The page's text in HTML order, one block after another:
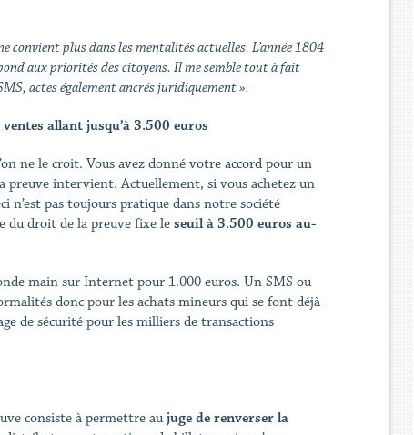
convient plus dans les mentalités actuelles. L’année 1804
aux priorités des citoyens. Il me semble tout à fait
actes également ancrés juridiquement ».
allant jusqu’à 3.500 euros
ne le croit. Vous avez donné votre accord pour un
preuve intervient. Actuellement, si vous achetez un
n’est pas toujours pratique dans notre société
du droit de la preuve fixe le seuil à 3.500 euros au-
main sur Internet pour 1.000 euros. Un SMS ou
donc pour les achats mineurs qui se font déjà
de sécurité pour les milliers de transactions
consiste à permettre aujuge de renverser la